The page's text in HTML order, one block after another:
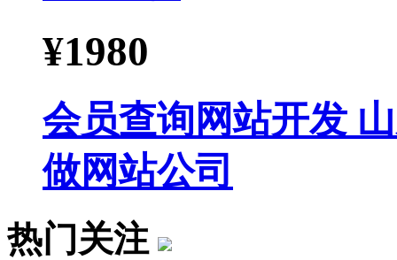
¥1980
会员查询网站开发
做网站公司
热门关注